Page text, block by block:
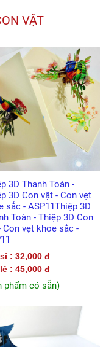
VẬT
3D Thanh Toàn -
3D Con vật - Con vẹt
sắc - ASP11Thiệp 3D
Toàn - Thiệp 3D Con
Con vẹt khoe sắc -
: 32,000 đ
: 45,000 đ
phẩm có sẵn)